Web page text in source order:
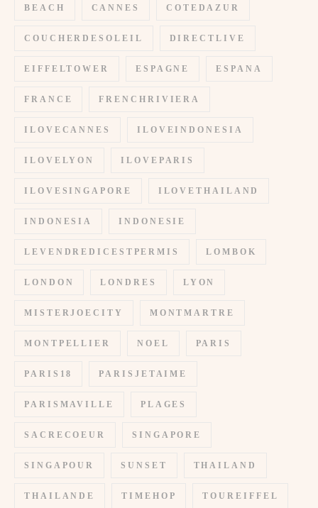
BEACH CANNES COTEDAZUR
COUCHERDESOLEIL DIRECTLIVE
EIFFELTOWER ESPAGNE ESPANA
FRANCE FRENCHRIVIERA
ILOVECANNES ILOVEINDONESIA
ILOVELYON ILOVEPARIS
ILOVESINGAPORE ILOVETHAILAND
INDONESIA INDONESIE
LEVENDREDICESTPERMIS LOMBOK
LONDON LONDRES LYON
MISTERJOECITY MONTMARTRE
MONTPELLIER NOEL PARIS
PARIS18 PARISJETAIME
PARISMAVILLE PLAGES
SACRECOEUR SINGAPORE
SINGAPOUR SUNSET THAILAND
THAILANDE TIMEHOP TOUREIFFEL